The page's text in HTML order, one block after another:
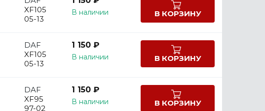
XF105
05-13
В наличии В КОРЗИНУ
DAF
XF105
05-13
1 150 ₽
В наличии В КОРЗИНУ
DAF
XF95
97-02
1 150 ₽
В наличии В КОРЗИНУ